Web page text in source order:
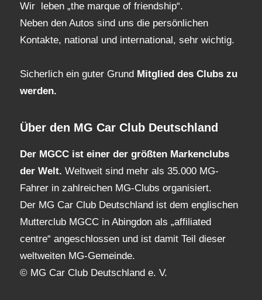
Wir leben „the marque of friendship“.
Neben den Autos sind uns die persönlichen
Kontakte, national und international, sehr wichtig.
Sicherlich ein guter Grund Mitglied des Clubs zu
werden.
Über den MG Car Club Deutschland
Der MGCC ist einer der größten Markenclubs
der Welt. Weltweit sind mehr als 35.000 MG-
Fahrer in zahlreichen MG-Clubs organisiert.
Der MG Car Club Deutschland ist dem englischen
Mutterclub MGCC in Abingdon als „affiliated
centre“ angeschlossen und ist damit Teil dieser
weltweiten MG-Gemeinde.
© MG Car Club Deutschland e. V.